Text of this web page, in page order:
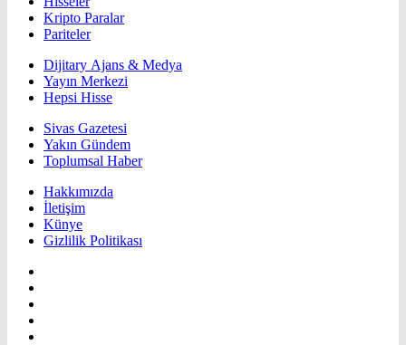
Kripto Paralar
Pariteler
Dijitary Ajans & Medya
Yayın Merkezi
Hepsi Hisse
Sivas Gazetesi
Yakın Gündem
Toplumsal Haber
Hakkımızda
İletişim
Künye
Gizlilik Politikası